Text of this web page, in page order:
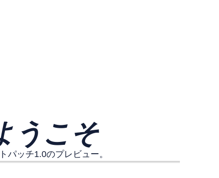
うこそ
ッチ1.0のプレビュー。